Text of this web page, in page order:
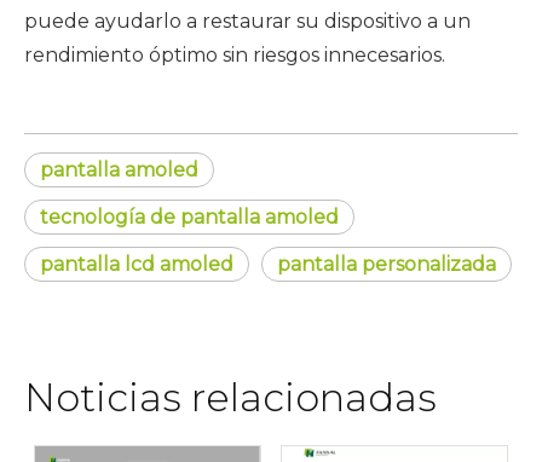
puede ayudarlo a restaurar su dispositivo a un
rendimiento óptimo sin riesgos innecesarios.
pantalla amoled
tecnología de pantalla amoled
pantalla lcd amoled pantalla personalizada
Noticias relacionadas